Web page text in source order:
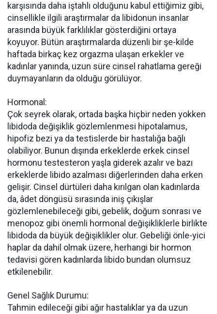
karşısında daha iştahlı olduğunu kabul ettiğimiz gibi,
cinsellikle ilgili araştırmalar da libidonun insanlar
arasında büyük farklılıklar gösterdiğini ortaya
koyuyor. Bütün araştırmalarda düzenli bir şe-kilde
haftada birkaç kez orgazma ulaşan erkekler ve
kadınlar yanında, uzun süre cinsel rahatlama gereği
duymayanların da olduğu görülüyor.
Hormonal:
Çok seyrek olarak, ortada başka hiçbir neden yokken
libidoda değişiklik gözlemlenmesi hipotalamus,
hipofiz bezi ya da testislerde bir hastalığa bağlı
olabiliyor. Bunun dışında erkeklerde erkek cinsel
hormonu testesteron yaşla giderek azalır ve bazı
erkeklerde libido azalması diğerlerinden daha erken
gelişir. Cinsel dürtüleri daha kırılgan olan kadınlarda
da, âdet döngüsü sırasında iniş çıkışlar
gözlemlenebileceği gibi, gebelik, doğum sonrası ve
menopoz gibi önemli hormonal değişikliklerle birlikte
libidoda da büyük değişiklikler olur. Gebeliği önle-yici
haplar da dahil olmak üzere, herhangi bir hormon
tedavisi gören kadınlarda libido bundan olumsuz
etkilenebilir.
Genel Sağlık Durumu:
Tahmin edileceği gibi ağır hastalıklar ya da uzun